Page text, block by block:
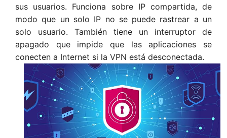
sus usuarios. Funciona sobre IP compartida, de
modo que un solo IP no se puede rastrear a un
solo usuario. También tiene un interruptor de
apagado
que impide que las aplicaciones se
conecten a Internet si la VPN está desconectada.